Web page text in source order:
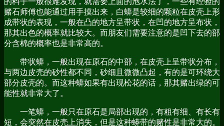
赌石师傅也能通过用手摸出来，白蟒是较细的颗粒在皮壳上形
成带状的表现，一般在凸的地方呈带状，在凹的地方呈布状，
那其出色的概率就比较大。而朋友们需要注意的是凹下去的部
分含棉的概率也是非常高的。
带状蟒，一般出现在原石的中部，在皮壳上呈带状分布，
与两边皮壳的砂性都不同，砂细且微微凸起，有的是可环绕大
部分皮壳的。而这种蟒如果有出现松花的话，那其赌出绿的可
能性就非常大了。
一笔蟒，一般只在原石是局部出现的，有粗有细、有长有
短，会突然在皮壳上消失，但是这种蟒带的赌性是非常大的。